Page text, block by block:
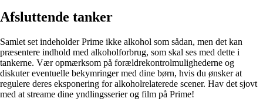
Afsluttende tanker
Samlet set indeholder Prime ikke alkohol som sådan, men det kan
præsentere indhold med alkoholforbrug, som skal ses med dette i
tankerne. Vær opmærksom på forældrekontrolmulighederne og
diskuter eventuelle bekymringer med dine børn, hvis du ønsker at
regulere deres eksponering for alkoholrelaterede scener. Hav det sjovt
med at streame dine yndlingsserier og film på Prime!